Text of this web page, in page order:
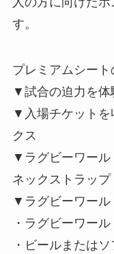
す。
プレミアムシート
▼試合の迫力を体
▼入場チケットを
クス
▼ラグビーワール
ネックストラップ
▼ラグビーワール
・ラグビーワー
・ビールまたは